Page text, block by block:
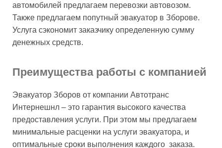
автомобилей предлагаем перевозки автовозом.
Также предлагаем попутный эвакуатор в Зборове.
Услуга сэкономит заказчику определенную сумму
денежных средств.
Преимущества работы с компанией
Эвакуатор Зборов от компании Автотранс
Интернешнл – это гарантия высокого качества
предоставления услуги. При этом мы предлагаем
минимальные расценки на услуги эвакуатора, и
оптимальные сроки выполнения каждого заказа.